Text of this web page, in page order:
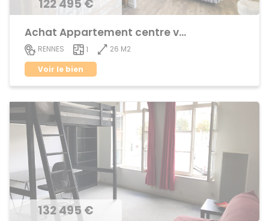
122 495 €
Achat Appartement centre ville
RENNES 1
26 M2
Voir le bien
132 495 €